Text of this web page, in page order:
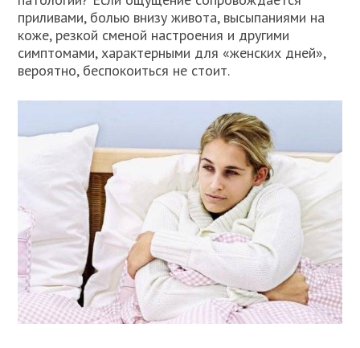
приливами, болью внизу живота, высыпаниями на
коже, резкой сменой настроения и другими
симптомами, характерными для «женских дней»,
вероятно, беспокоиться не стоит.